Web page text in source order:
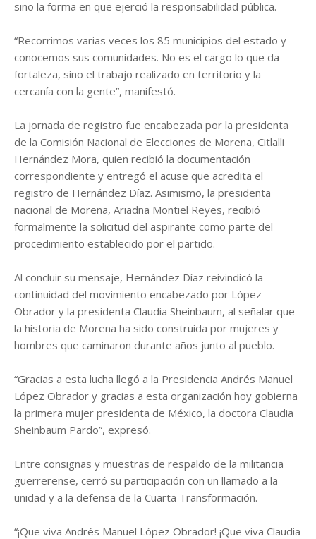
sino la forma en que ejerció la responsabilidad pública.
“Recorrimos varias veces los 85 municipios del estado y
conocemos sus comunidades. No es el cargo lo que da
fortaleza, sino el trabajo realizado en territorio y la
cercanía con la gente”, manifestó.
La jornada de registro fue encabezada por la presidenta
de la Comisión Nacional de Elecciones de Morena, Citlalli
Hernández Mora, quien recibió la documentación
correspondiente y entregó el acuse que acredita el
registro de Hernández Díaz. Asimismo, la presidenta
nacional de Morena, Ariadna Montiel Reyes, recibió
formalmente la solicitud del aspirante como parte del
procedimiento establecido por el partido.
Al concluir su mensaje, Hernández Díaz reivindicó la
continuidad del movimiento encabezado por López
Obrador y la presidenta Claudia Sheinbaum, al señalar que
la historia de Morena ha sido construida por mujeres y
hombres que caminaron durante años junto al pueblo.
“Gracias a esta lucha llegó a la Presidencia Andrés Manuel
López Obrador y gracias a esta organización hoy gobierna
la primera mujer presidenta de México, la doctora Claudia
Sheinbaum Pardo”, expresó.
Entre consignas y muestras de respaldo de la militancia
guerrerense, cerró su participación con un llamado a la
unidad y a la defensa de la Cuarta Transformación.
“¡Que viva Andrés Manuel López Obrador! ¡Que viva Claudia